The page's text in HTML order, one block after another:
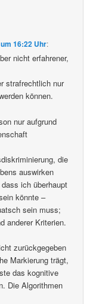
16:22 Uhr:
nicht erfahrener,
strafrechtlich nur
können.
nur aufgrund
die
auswirken
ich überhaupt
könnte –
sein muss;
anderer Kriterien.
zurückgegeben
Markierung trägt,
das kognitive
Die Algorithmen